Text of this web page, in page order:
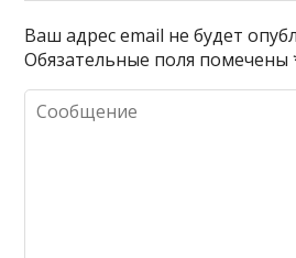
Ваш адрес email не будет
Обязательные поля помечены